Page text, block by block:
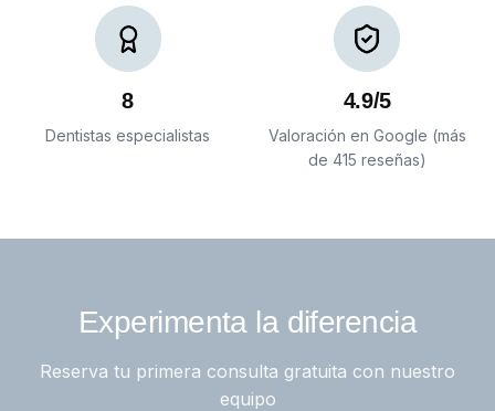
8
Dentistas especialistas
4.9/5
Valoración en Google (más
de 415 reseñas)
Experimenta la diferencia
Reserva tu primera consulta gratuita con nuestro
equipo